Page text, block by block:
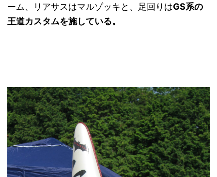
ーム、リアサスはマルゾッキと、足回りはGS系の
王道カスタムを施している。